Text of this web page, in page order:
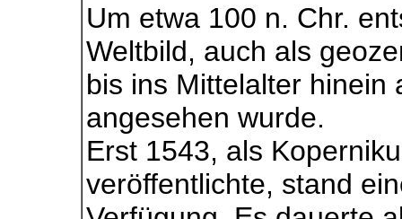
Um etwa 100 n. Chr.
Weltbild, auch als
bis ins Mittelalter hinein
angesehen wurde.
Erst 1543, als
veröffentlichte, stand